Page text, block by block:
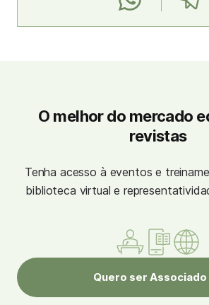
O melhor do mercado
revistas
Tenha acesso à eventos e
biblioteca virtual e
Quero ser Associado